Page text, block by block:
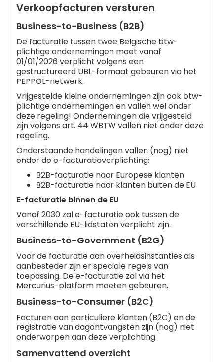
Verkoopfacturen versturen
Business-to-Business (B2B)
De facturatie tussen twee Belgische btw-
plichtige ondernemingen moet vanaf
01/01/2026 verplicht volgens een
gestructureerd UBL-formaat gebeuren via het
PEPPOL-netwerk.
Vrijgestelde kleine ondernemingen zijn ook btw-
plichtige ondernemingen en vallen wel onder
deze regeling! Ondernemingen die vrijgesteld
zijn volgens art. 44 WBTW vallen niet onder deze
regeling.
Onderstaande handelingen vallen (nog) niet
onder de e-facturatieverplichting:
B2B-facturatie naar Europese klanten
B2B-facturatie naar klanten buiten de EU
E-facturatie binnen de EU
Vanaf 2030 zal e-facturatie ook tussen de
verschillende EU-lidstaten verplicht zijn.
Business-to-Government (B2G)
Voor de facturatie aan overheidsinstanties als
aanbesteder zijn er speciale regels van
toepassing. De e-facturatie zal via het
Mercurius-platform moeten gebeuren.
Business-to-Consumer (B2C)
Facturen aan particuliere klanten (B2C) en de
registratie van dagontvangsten zijn (nog) niet
onderworpen aan deze verplichting.
Samenvattend overzicht